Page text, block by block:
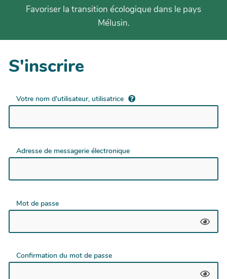
Favoriser la transition écologique dans le pays
Mélusin.
S'inscrire
Votre nom d'utilisateur, utilisatrice
Adresse de messagerie électronique
Mot de passe
Confirmation du mot de passe